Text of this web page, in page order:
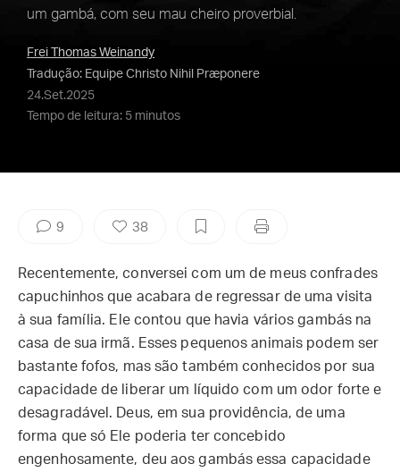
um gambá, com seu mau cheiro proverbial.
Frei Thomas Weinandy
Tradução: Equipe Christo Nihil Præponere
24.Set.2025
Tempo de leitura: 5 minutos
9 38
Recentemente, conversei com um de meus confrades
capuchinhos que acabara de regressar de uma visita
à sua família. Ele contou que havia vários gambás na
casa de sua irmã. Esses pequenos animais podem ser
bastante fofos, mas são também conhecidos por sua
capacidade de liberar um líquido com um odor forte e
desagradável. Deus, em sua providência, de uma
forma que só Ele poderia ter concebido
engenhosamente, deu aos gambás essa capacidade